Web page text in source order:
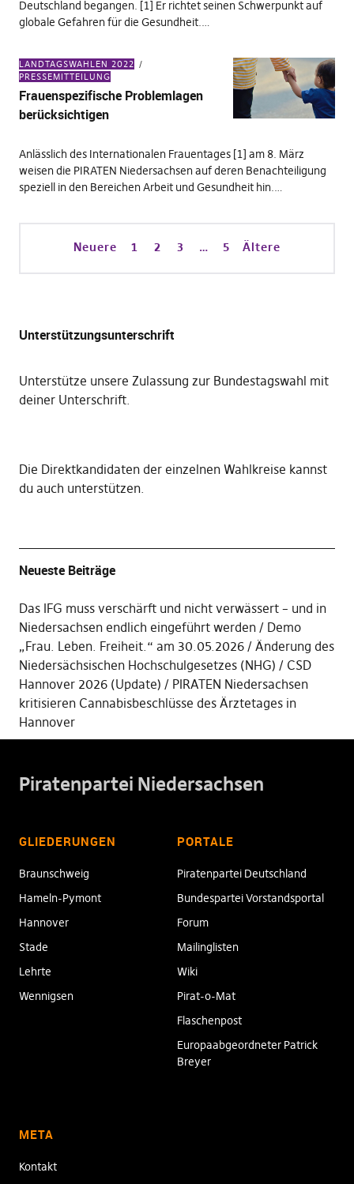
Deutschland begangen. [1] Er richtet seinen Schwerpunkt auf
globale Gefahren für die Gesundheit.…
LANDTAGSWAHLEN 2022
PRESSEMITTEILUNG
Frauenspezifische Problemlagen
berücksichtigen
Anlässlich des Internationalen Frauentages [1] am 8. März
weisen die PIRATEN Niedersachsen auf deren Benachteiligung
speziell in den Bereichen Arbeit und Gesundheit hin.…
Neuere 1 2 3 … 5 Ältere
Unterstützungsunterschrift
Unterstütze unsere Zulassung zur Bundestagswahl mit
deiner Unterschrift.
Die Direktkandidaten der einzelnen Wahlkreise kannst
du auch unterstützen.
Neueste Beiträge
Das IFG muss verschärft und nicht verwässert – und in
Niedersachsen endlich eingeführt werden
Demo
„Frau. Leben. Freiheit.“ am 30.05.2026
Änderung des
Niedersächsischen Hochschulgesetzes (NHG)
CSD
Hannover 2026 (Update)
PIRATEN Niedersachsen
kritisieren Cannabisbeschlüsse des Ärztetages in
Hannover
Piratenpartei Niedersachsen
GLIEDERUNGEN
Braunschweig
Hameln-Pymont
Hannover
Stade
Lehrte
Wennigsen
PORTALE
Piratenpartei Deutschland
Bundespartei Vorstandsportal
Forum
Mailinglisten
Wiki
Pirat-o-Mat
Flaschenpost
Europaabgeordneter Patrick
Breyer
META
Kontakt